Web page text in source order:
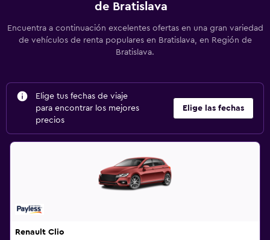
de Bratislava
Encuentra a continuación excelentes ofertas en una gran variedad
de vehículos de renta populares en Bratislava, en Región de
Bratislava.
Elige tus fechas de viaje
para encontrar los mejores
precios
Elige las fechas
Renault Clio